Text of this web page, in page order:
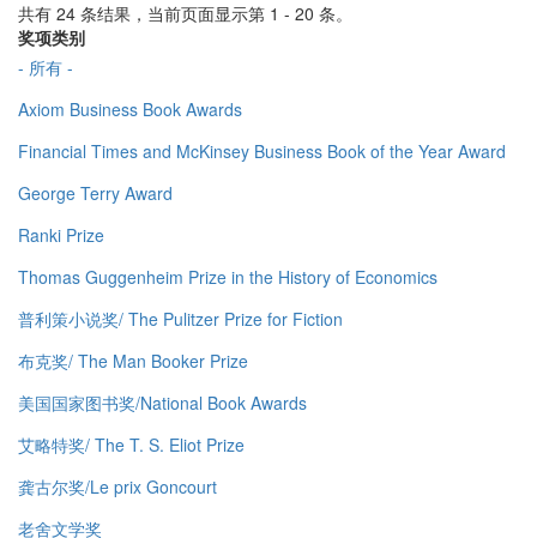
共有 24 条结果，当前页面显示第 1 - 20 条。
奖项类别
- 所有 -
Axiom Business Book Awards
Financial Times and McKinsey Business Book of the Year Award
George Terry Award
Ranki Prize
Thomas Guggenheim Prize in the History of Economics
普利策小说奖/ The Pulitzer Prize for Fiction
布克奖/ The Man Booker Prize
美国国家图书奖/National Book Awards
艾略特奖/ The T. S. Eliot Prize
龚古尔奖/Le prix Goncourt
老舍文学奖